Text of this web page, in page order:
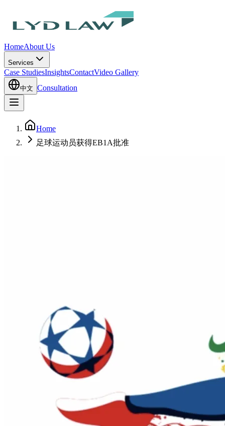
HomeAbout Us
Services
Case StudiesInsightsContactVideo Gallery
中文 Consultation
Home
足球运动员获得EB1A批准